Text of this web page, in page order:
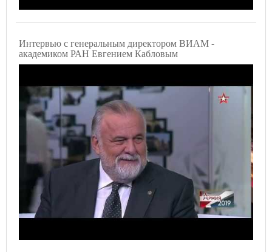
Интервью с генеральным директором ВИАМ -
академиком РАН Евгением Кабловым